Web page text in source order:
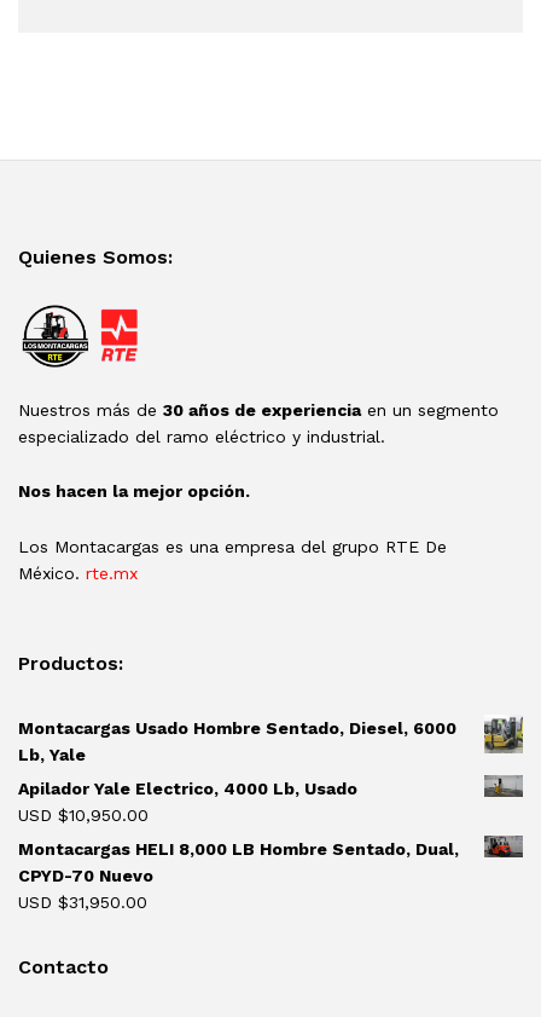
Quienes Somos:
Nuestros más de 30 años de experienciaen un segmento
especializado del ramo eléctrico y industrial.
Nos hacen la mejor opción.
Los Montacargas es una empresa del grupo RTE De
México. rte.mx
Productos:
Montacargas Usado Hombre Sentado, Diesel, 6000
Lb, Yale
Apilador Yale Electrico, 4000 Lb, Usado
USD $10,950.00
Montacargas HELI 8,000 LB Hombre Sentado, Dual,
CPYD-70 Nuevo
USD $31,950.00
Contacto